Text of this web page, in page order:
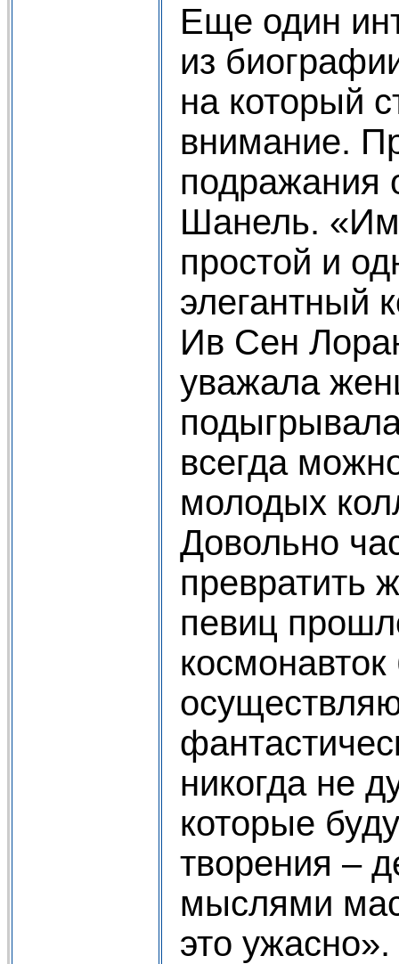
Еще один
из
на который
внимание.
подражания
Шанель.
простой и
элегантный
Ив Сен
уважала
всегда
молодых
Довольно
превратить
певиц
никогда не
которые
творения –
мыслями
это ужасно».